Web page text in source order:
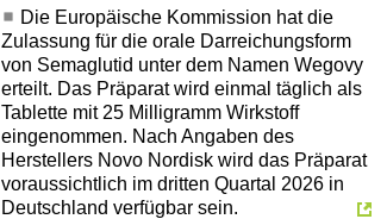
Die Europäische Kommission hat die
Zulassung für die orale Darreichungsform
von Semaglutid unter dem Namen Wegovy
erteilt. Das Präparat wird einmal täglich als
Tablette mit 25 Milligramm Wirkstoff
eingenommen. Nach Angaben des
Herstellers Novo Nordisk wird das Präparat
voraussichtlich im dritten Quartal 2026 in
Deutschland verfügbar sein.